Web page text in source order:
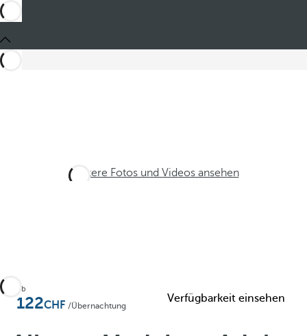
Weitere Fotos und Videos ansehen
Ab
122 /Übernachtung
Verfügbarkeit einsehen